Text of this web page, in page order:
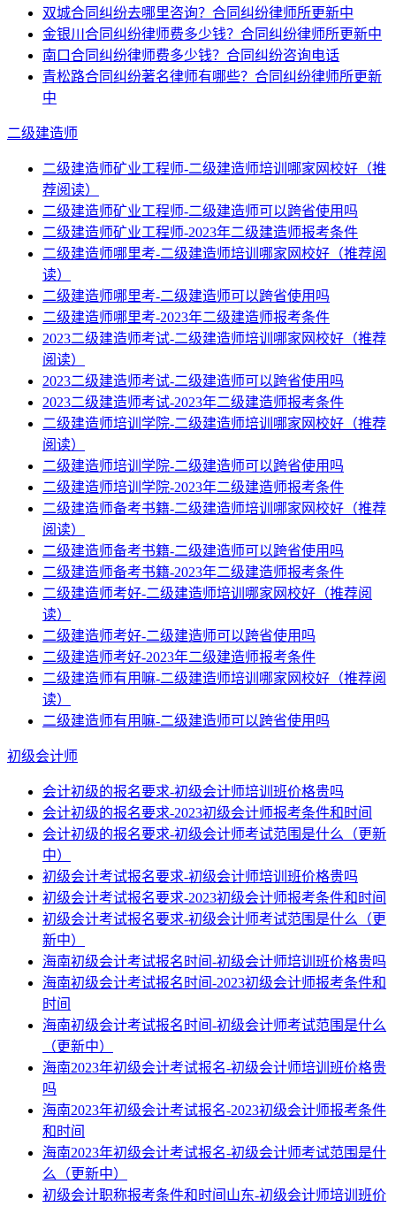
双城合同纠纷去哪里咨询？合同纠纷律师所更新中
金银川合同纠纷律师费多少钱？合同纠纷律师所更新中
南口合同纠纷律师费多少钱？合同纠纷咨询电话
青松路合同纠纷著名律师有哪些？合同纠纷律师所更新
中
二级建造师
二级建造师矿业工程师-二级建造师培训哪家网校好（推
荐阅读）
二级建造师矿业工程师-二级建造师可以跨省使用吗
二级建造师矿业工程师-2023年二级建造师报考条件
二级建造师哪里考-二级建造师培训哪家网校好（推荐阅
读）
二级建造师哪里考-二级建造师可以跨省使用吗
二级建造师哪里考-2023年二级建造师报考条件
2023二级建造师考试-二级建造师培训哪家网校好（推荐
阅读）
2023二级建造师考试-二级建造师可以跨省使用吗
2023二级建造师考试-2023年二级建造师报考条件
二级建造师培训学院-二级建造师培训哪家网校好（推荐
阅读）
二级建造师培训学院-二级建造师可以跨省使用吗
二级建造师培训学院-2023年二级建造师报考条件
二级建造师备考书籍-二级建造师培训哪家网校好（推荐
阅读）
二级建造师备考书籍-二级建造师可以跨省使用吗
二级建造师备考书籍-2023年二级建造师报考条件
二级建造师考好-二级建造师培训哪家网校好（推荐阅
读）
二级建造师考好-二级建造师可以跨省使用吗
二级建造师考好-2023年二级建造师报考条件
二级建造师有用嘛-二级建造师培训哪家网校好（推荐阅
读）
二级建造师有用嘛-二级建造师可以跨省使用吗
初级会计师
会计初级的报名要求-初级会计师培训班价格贵吗
会计初级的报名要求-2023初级会计师报考条件和时间
会计初级的报名要求-初级会计师考试范围是什么（更新
中）
初级会计考试报名要求-初级会计师培训班价格贵吗
初级会计考试报名要求-2023初级会计师报考条件和时间
初级会计考试报名要求-初级会计师考试范围是什么（更
新中）
海南初级会计考试报名时间-初级会计师培训班价格贵吗
海南初级会计考试报名时间-2023初级会计师报考条件和
时间
海南初级会计考试报名时间-初级会计师考试范围是什么
（更新中）
海南2023年初级会计考试报名-初级会计师培训班价格贵
吗
海南2023年初级会计考试报名-2023初级会计师报考条件
和时间
海南2023年初级会计考试报名-初级会计师考试范围是什
么（更新中）
初级会计职称报考条件和时间山东-初级会计师培训班价